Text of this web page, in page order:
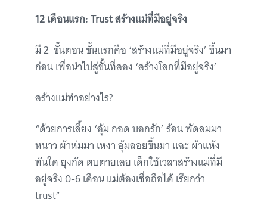
12 เดือนแรก: Trust สร้างแม่ที่มีอยู่จริง
มี 2 ขั้นตอน ขั้นแรกคือ ‘สร้างแม่ที่มีอยู่จริง’ ขึ้นมา
ก่อน เพื่อนำไปสู่ขั้นที่สอง ‘สร้างโลกที่มีอยู่จริง’
สร้างแม่ทำอย่างไร?
“ด้วยการเลี้ยง ‘อุ้ม กอด บอกรัก’ ร้อน พัดลมมา
หนาว ผ้าห่มมา เหงา อุ้มลอยขึ้นมา แฉะ ผ้าแห้ง
ทันใด ยุงกัด ตบตายเลย เด็กใช้เวลาสร้างแม่ที่มี
อยู่จริง 0-6 เดือน แม่ต้องเชื่อถือได้ เรียกว่า
trust”